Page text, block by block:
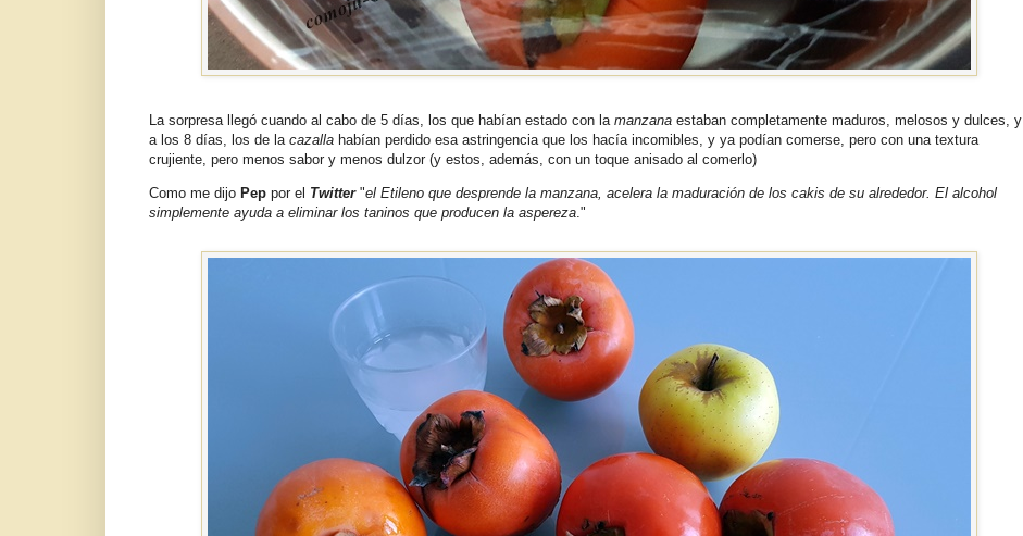
La sorpresa llegó cuando al cabo de 5 días, los que habían estado con la manzana estaban completamente maduros, melosos y dulces, y
a los 8 días, los de la cazalla habían perdido esa astringencia que los hacía incomibles, y ya podían comerse, pero con una textura
crujiente, pero menos sabor y menos dulzor (y estos, además, con un toque anisado al comerlo)
Como me dijo Pep por el Twitter "el Etileno que desprende la manzana, acelera la maduración de los cakis de su alrededor. El alcohol
simplemente ayuda a eliminar los taninos que producen la aspereza ."